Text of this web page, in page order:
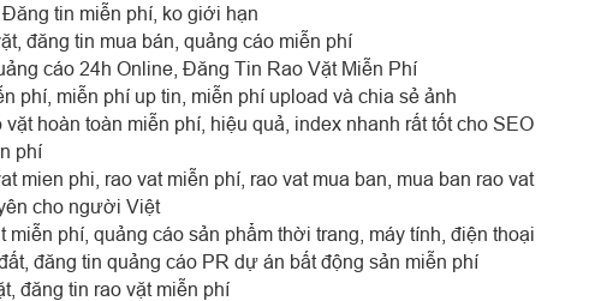
tin miễn phí, ko giới hạn‎
đăng tin mua bán, quảng cáo miễn phí
cáo 24h Online, Đăng Tin Rao Vặt Miễn Phí
phí, miễn phí up tin, miễn phí upload và chia sẻ ảnh
vặt hoàn toàn miễn phí, hiệu quả, index nhanh rất tốt cho SEO
phí
mien phi, rao vat miễn phí, rao vat mua ban, mua ban rao vat
cho người Việt
miễn phí, quảng cáo sản phẩm thời trang, máy tính, điện thoại
đăng tin quảng cáo PR dự án bất động sản miễn phí
đăng tin rao vặt miễn phí